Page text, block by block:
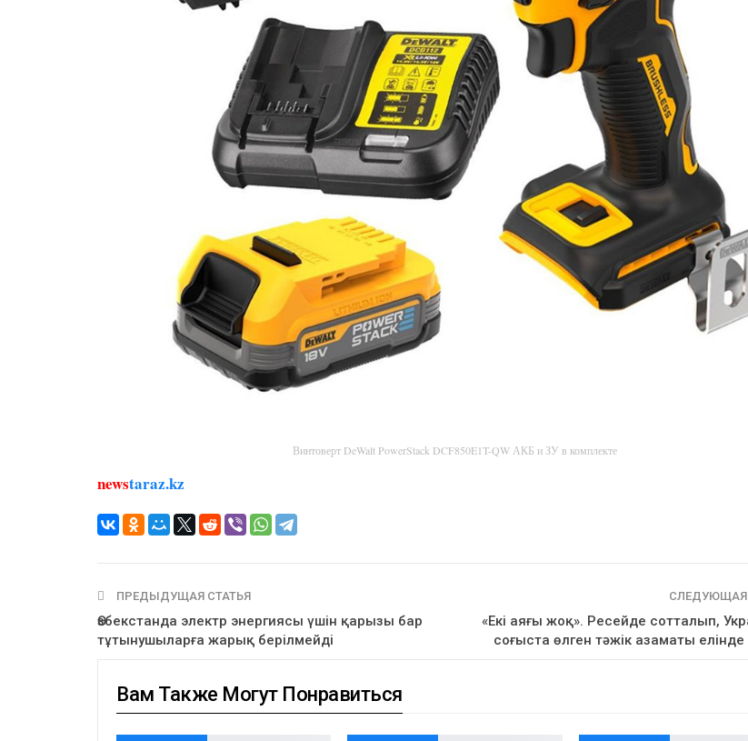
Винтоверт DeWalt PowerStack DCF850E1T-QW АКБ и ЗУ в комплекте
newstaraz.kz
ПРЕДЫДУЩАЯ СТАТЬЯ
Өзбекстанда электр энергиясы үшін қарызы бар
тұтынушыларға жарық берілмейді
СЛЕДУЮЩАЯ
«Екі аяғы жоқ». Ресейде сотталып,
соғыста өлген тәжік азаматы
Вам Также Могут Понравиться